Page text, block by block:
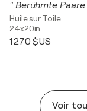
Huile sur Toile
24x20in
1 270 $US
Voir